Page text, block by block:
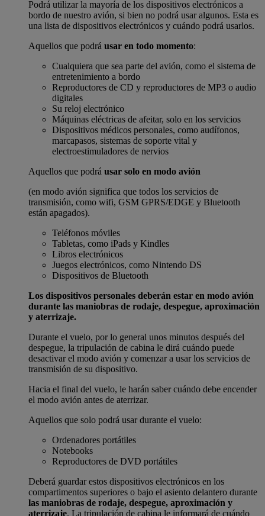
Podrá utilizar la mayoría de los dispositivos electrónicos a
bordo de nuestro avión, si bien no podrá usar algunos. Esta es
una lista de dispositivos electrónicos y cuándo podrá usarlos.
Aquellos que podrá usar en todo momento:
Cualquiera que sea parte del avión, como el sistema de
entretenimiento a bordo
Reproductores de CD y reproductores de MP3 o audio
digitales
Su reloj electrónico
Máquinas eléctricas de afeitar, solo en los servicios
Dispositivos médicos personales, como audífonos,
marcapasos, sistemas de soporte vital y
electroestimuladores de nervios
Aquellos que podrá usar solo en modo avión
(en modo avión significa que todos los servicios de
transmisión, como wifi, GSM GPRS/EDGE y Bluetooth
están apagados).
Teléfonos móviles
Tabletas, como iPads y Kindles
Libros electrónicos
Juegos electrónicos, como Nintendo DS
Dispositivos de Bluetooth
Los dispositivos personales deberán estar en modo avión
durante las maniobras de rodaje, despegue, aproximación
y aterrizaje.
Durante el vuelo, por lo general unos minutos después del
despegue, la tripulación de cabina le dirá cuándo puede
desactivar el modo avión y comenzar a usar los servicios de
transmisión de su dispositivo.
Hacia el final del vuelo, le harán saber cuándo debe encender
el modo avión antes de aterrizar.
Aquellos que solo podrá usar durante el vuelo:
Ordenadores portátiles
Notebooks
Reproductores de DVD portátiles
Deberá guardar estos dispositivos electrónicos en los
compartimentos superiores o bajo el asiento delantero durante
las maniobras de rodaje, despegue, aproximación y
aterrizaje. La tripulación de cabina le informará de cuándo